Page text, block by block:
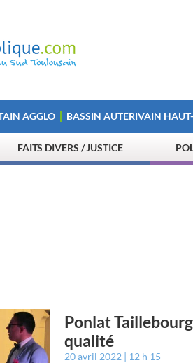
AGGLO BASSIN AUTERIVAIN
FAITS DIVERS / JUSTICE
Ponlat
qualité
20 avril 2022 12 h 15